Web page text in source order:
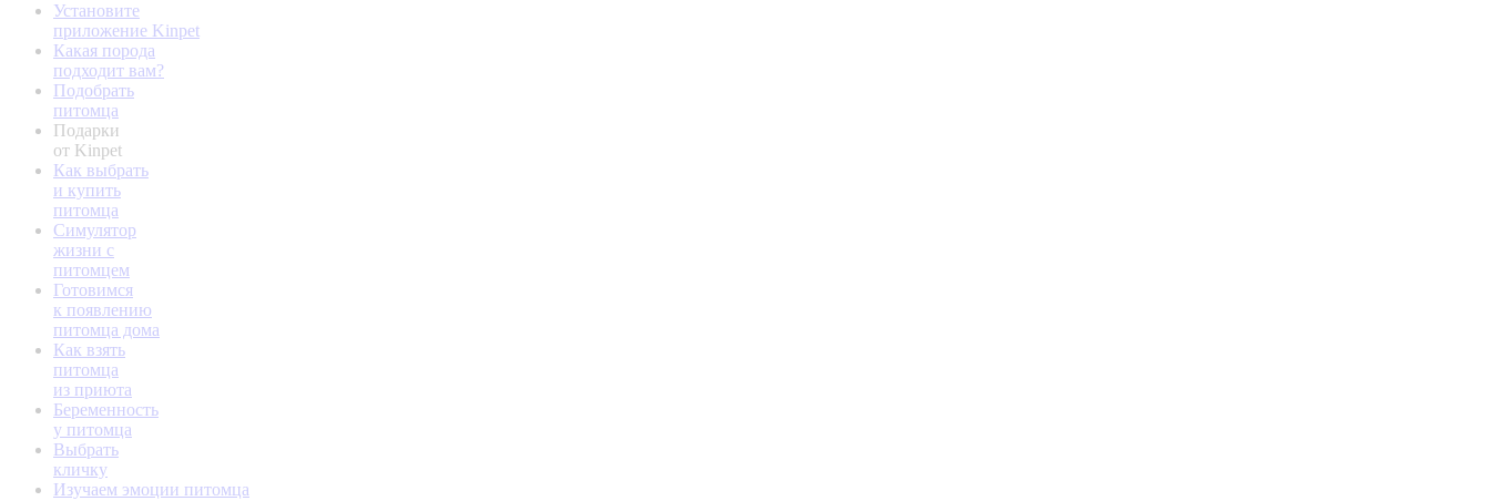
Установите
приложение Kinpet
Какая порода
подходит вам?
Подобрать
питомца
Подарки
от Kinpet
Как выбрать
и купить
питомца
Симулятор
жизни с
питомцем
Готовимся
к появлению
питомца дома
Как взять
питомца
из приюта
Беременность
у питомца
Выбрать
кличку
Изучаем эмоции питомца